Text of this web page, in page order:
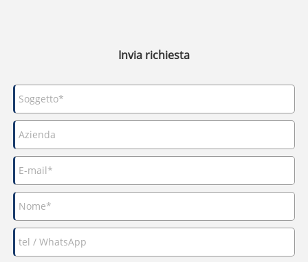
Invia richiesta